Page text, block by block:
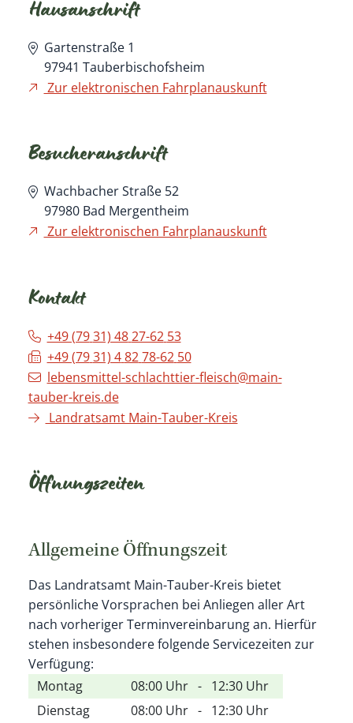
Hausanschrift
Gartenstraße 1
97941 Tauberbischofsheim
Zur elektronischen Fahrplanauskunft
Besucheranschrift
Wachbacher Straße 52
97980 Bad Mergentheim
Zur elektronischen Fahrplanauskunft
Kontakt
+49 (79 31) 48 27-62 53
+49 (79 31) 4 82 78-62 50
lebensmittel-schlachttier-fleisch@main-
tauber-kreis.de
Landratsamt Main-Tauber-Kreis
Öffnungszeiten
Allgemeine Öffnungszeit
Das Landratsamt Main-Tauber-Kreis bietet
persönliche Vorsprachen bei Anliegen aller Art
nach vorheriger Terminvereinbarung an. Hierfür
stehen insbesondere folgende Servicezeiten zur
Verfügung:
Montag
08:00 Uhr - 12:30 Uhr
Dienstag
08:00 Uhr - 12:30 Uhr